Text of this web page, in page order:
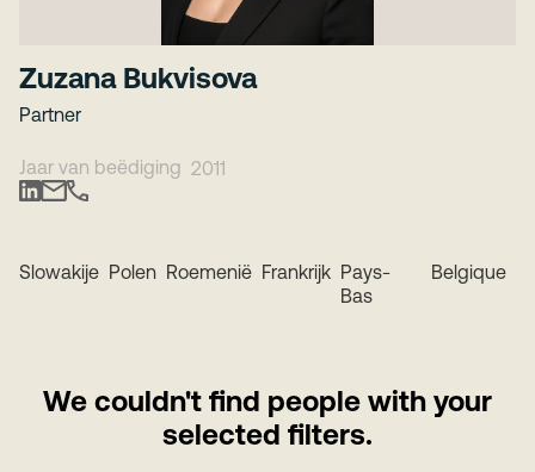
Zuzana Bukvisova
Partner
Jaar van beëdiging 2011
Slowakije Polen Roemenië Frankrijk Pays-
Bas
Belgique
We couldn't find people with your
selected filters.